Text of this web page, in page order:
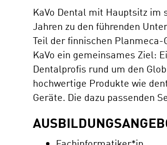
KaVo Dental mit Hauptsitz im
Jahren zu den führenden
Teil der finnischen
KaVo ein gemeinsames Ziel:
Dentalprofis rund um den
hochwertige Produkte wie
Geräte. Die dazu passenden